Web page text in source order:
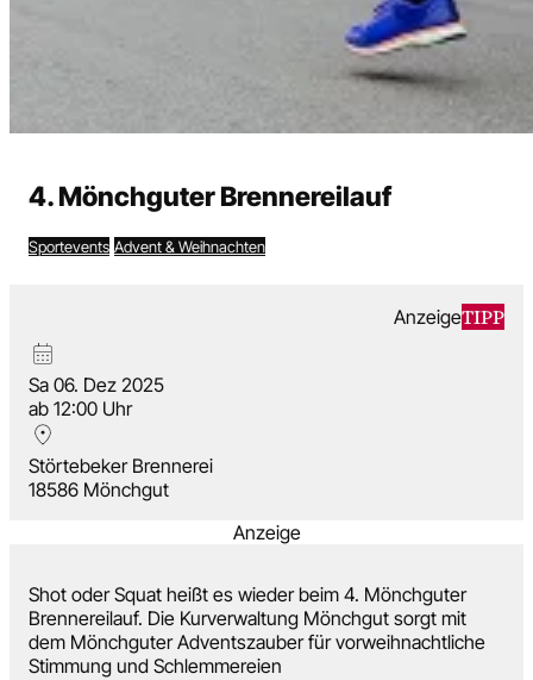
Morgen
Events
4. Mönchguter Brennereilauf
Sportevents Advent & Weihnachten
AnzeigeTIPP
Sa 06. Dez 2025
ab 12:00 Uhr
Störtebeker Brennerei
18586 Mönchgut
Anzeige
Shot oder Squat heißt es wieder beim 4. Mönchguter
Brennereilauf. Die Kurverwaltung Mönchgut sorgt mit
dem Mönchguter Adventszauber für vorweihnachtliche
Stimmung und Schlemmereien